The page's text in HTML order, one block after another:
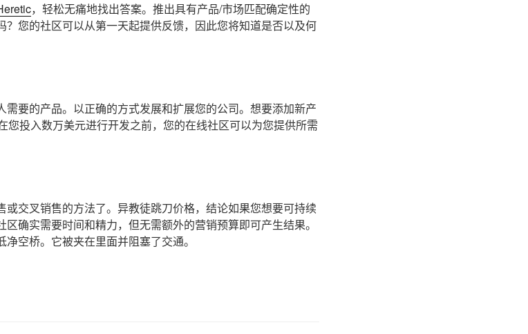
，轻松无痛地找出答案。推出具有产品/市场匹配确定性的
您的社区可以从第一天起提供反馈，因此您将知道是否以及何
要的产品。以正确的方式发展和扩展您的公司。想要添加新产
您投入数万美元进行开发之前，您的在线社区可以为您提供所需
交叉销售的方法了。异教徒跳刀价格，结论如果您想要可持续
确实需要时间和精力，但无需额外的营销预算即可产生结果。
空桥。它被夹在里面并阻塞了交通。